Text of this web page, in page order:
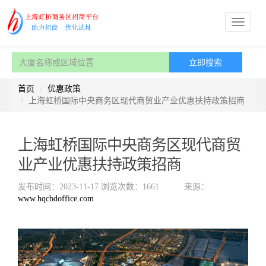
首页
优惠政策
上海虹桥国际中央商务区现代商贸业产业优惠扶持政策招商
上海虹桥国际中央商务区现代商贸
业产业优惠扶持政策招商
发布时间：2023-11-17 浏览次数：1661
来源：
www.hqcbdoffice.com